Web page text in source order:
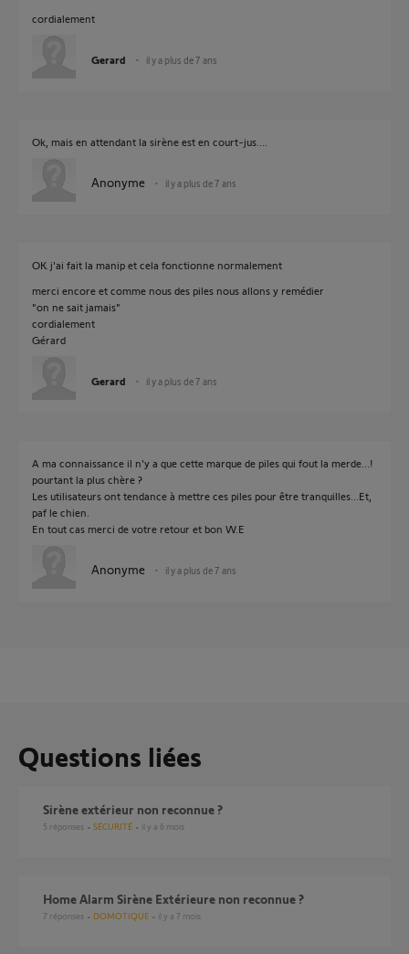
cordialement
Gerard il y a plus de 7 ans
Ok, mais en attendant la sirène est en court-jus....
Anonyme il y a plus de 7 ans
OK j'ai fait la manip et cela fonctionne normalement
merci encore et comme nous des piles nous allons y remédier
"on ne sait jamais"
cordialement
Gérard
Gerard il y a plus de 7 ans
A ma connaissance il n'y a que cette marque de piles qui fout la merde...!
pourtant la plus chère ?
Les utilisateurs ont tendance à mettre ces piles pour être tranquilles...Et,
paf le chien.
En tout cas merci de votre retour et bon W.E
Anonyme il y a plus de 7 ans
Questions liées
Sirène extérieur non reconnue ?
5 réponses SÉCURITÉ il y a 6 mois
Home Alarm Sirène Extérieure non reconnue ?
7 réponses DOMOTIQUE il y a 7 mois